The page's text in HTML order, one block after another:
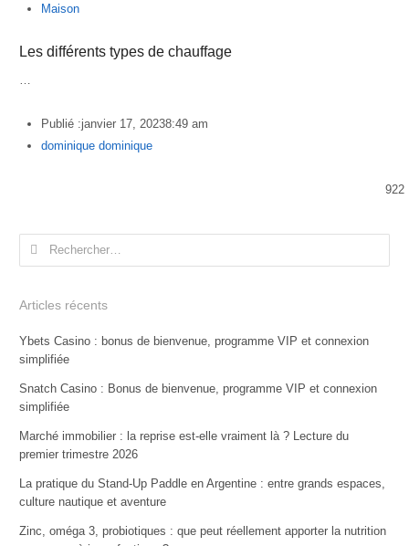
Maison
Les différents types de chauffage
Publié :janvier 17, 20238:49 am
Author
dominique dominique
922
Rechercher :
Articles récents
Ybets Casino : bonus de bienvenue, programme VIP et connexion
simplifiée
Snatch Casino : Bonus de bienvenue, programme VIP et connexion
simplifiée
Marché immobilier : la reprise est-elle vraiment là ? Lecture du
premier trimestre 2026
La pratique du Stand-Up Paddle en Argentine : entre grands espaces,
culture nautique et aventure
Zinc, oméga 3, probiotiques : que peut réellement apporter la nutrition